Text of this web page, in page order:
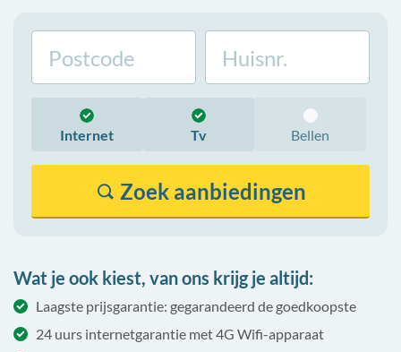
Internet Tv Bellen
Zoek aanbiedingen
Wat je ook kiest, van ons krijg je altijd:
Laagste prijsgarantie: gegarandeerd de goedkoopste
24 uurs internetgarantie met 4G Wifi-apparaat